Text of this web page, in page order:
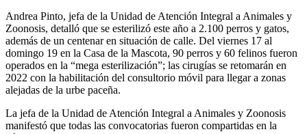
Andrea Pinto, jefa de la Unidad de Atención Integral a Animales y
Zoonosis, detalló que se esterilizó este año a 2.100 perros y gatos,
además de un centenar en situación de calle. Del viernes 17 al
domingo 19 en la Casa de la Mascota, 90 perros y 60 felinos fueron
operados en la “mega esterilización”; las cirugías se retomarán en
2022 con la habilitación del consultorio móvil para llegar a zonas
alejadas de la urbe paceña.
La jefa de la Unidad de Atención Integral a Animales y Zoonosis
manifestó que todas las convocatorias fueron compartidas en la